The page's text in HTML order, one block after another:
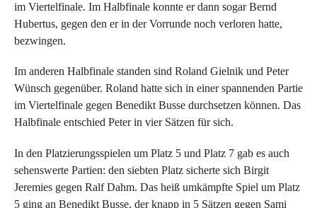
im Viertelfinale. Im Halbfinale konnte er dann sogar Bernd
Hubertus, gegen den er in der Vorrunde noch verloren hatte,
bezwingen.
Im anderen Halbfinale standen sind Roland Gielnik und Peter
Wünsch gegenüber. Roland hatte sich in einer spannenden Partie
im Viertelfinale gegen Benedikt Busse durchsetzen können. Das
Halbfinale entschied Peter in vier Sätzen für sich.
In den Platzierungsspielen um Platz 5 und Platz 7 gab es auch
sehenswerte Partien: den siebten Platz sicherte sich Birgit
Jeremies gegen Ralf Dahm. Das heiß umkämpfte Spiel um Platz
5 ging an Benedikt Busse, der knapp in 5 Sätzen gegen Sami